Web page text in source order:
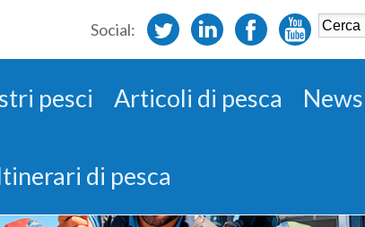
Social:
pesci Articoli di pesca News
di pesca